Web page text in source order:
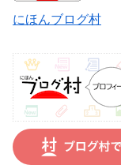
にほんブログ村